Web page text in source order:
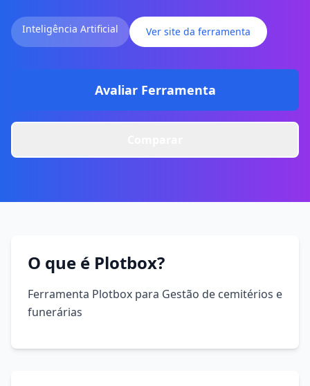
Inteligência Artificial Ver site da ferramenta
Avaliar Ferramenta
O que é Plotbox?
Ferramenta Plotbox para Gestão de cemitérios e
funerárias